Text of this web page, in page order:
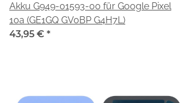
Akku G949-01593-00 für Google Pixel
10a (GE1GQ GV0BP G4H7L)
43,95 € *